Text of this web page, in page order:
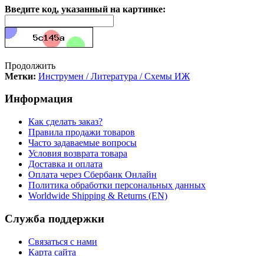
Введите код, указанный на картинке:
Продолжить
Метки: Инструмен / Литература / Схемы ИЖ
Информация
Как сделать заказ?
Правила продажи товаров
Часто задаваемые вопросы
Условия возврата товара
Доставка и оплата
Оплата через Сбербанк Онлайн
Политика обработки персональных данных
Worldwide Shipping & Returns (EN)
Служба поддержки
Связаться с нами
Карта сайта